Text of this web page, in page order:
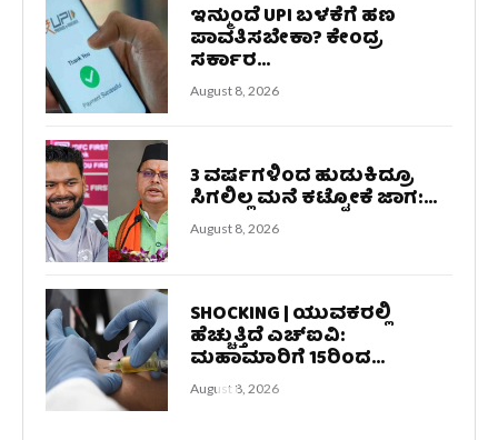
ಇನ್ಮುಂದೆ UPI ಬಳಕೆಗೆ ಹಣ
ಪಾವತಿಸಬೇಕಾ? ಕೇಂದ್ರ
ಸರ್ಕಾರ...
August 8, 2026
3 ವರ್ಷಗಳಿಂದ ಹುಡುಕಿದ್ರೂ
ಸಿಗಲಿಲ್ಲ ಮನೆ ಕಟ್ಟೋಕೆ ಜಾಗ:...
August 8, 2026
SHOCKING | ಯುವಕರಲ್ಲಿ
ಹೆಚ್ಚುತ್ತಿದೆ ಎಚ್‌ಐವಿ:
ಮಹಾಮಾರಿಗೆ 15ರಿಂದ...
August 8, 2026